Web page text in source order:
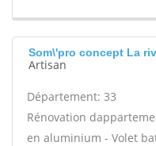
Som\'pro concept La
Artisan
Département: 33
Rénovation
en aluminium - Volet